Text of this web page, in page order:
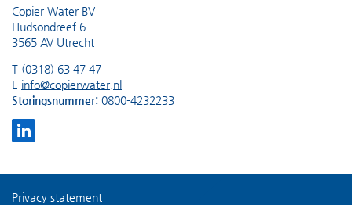
Copier Water BV
Hudsondreef 6
3565 AV Utrecht
T (0318) 63 47 47
E info@copierwater.nl
Storingsnummer: 0800-4232233
Privacy statement